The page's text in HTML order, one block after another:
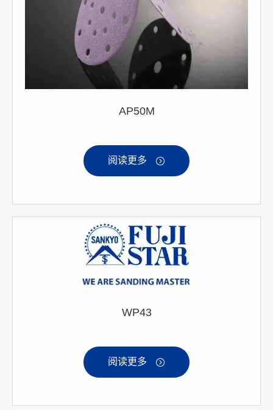
AP50M
阅读更多 
WP43
阅读更多 